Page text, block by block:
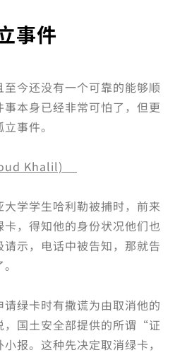
事件
今还没有一个可靠的能够顺
本身已经非常可怕了，但更
孤立事件。
Khalil)
学学生哈利勒被捕时，前来
，得知他的身份状况他们也
示，电话中被告知，那就告
了。
绿卡时有撒谎为由取消他的
，国土安全部提供的所谓“证
报。这种先决定取消绿卡，